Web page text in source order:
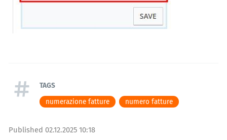
TAGS
numerazione fatture
numero fatture
Published 02.12.2025 10:18